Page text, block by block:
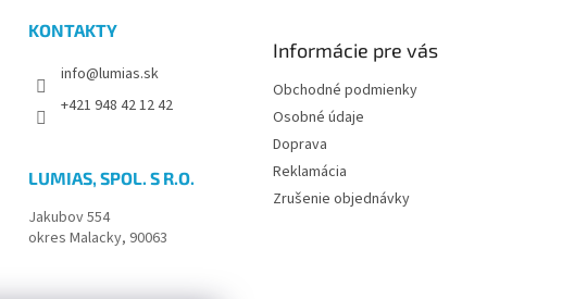
KONTAKTY
info@lumias.sk
+421 948 42 12 42
LUMIAS, SPOL. S R.O.
Jakubov 554
okres Malacky, 90063
Informácie pre vás
Obchodné podmienky
Osobné údaje
Doprava
Reklamácia
Zrušenie objednávky